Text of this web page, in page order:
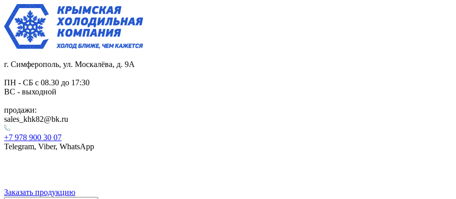
г. Симферополь, ул. Москалёва, д. 9А
ПН - СБ с 08.30 до 17:30
ВС - выходной
продажи:
sales_khk82@bk.ru
+7 978 900 30 07
Telegram, Viber, WhatsApp
Заказать продукцию